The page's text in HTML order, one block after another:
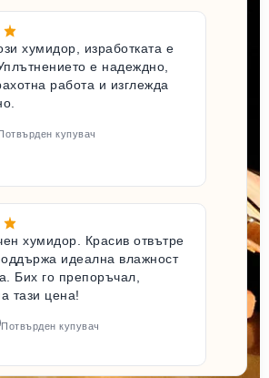
хумидор, изработката е
е надеждно,
работа и изглежда
Потвърден купувач
хумидор. Красив отвътре
идеална влажност
Бих го препоръчал,
тази цена!
Потвърден купувач